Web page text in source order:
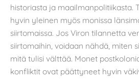
historiasta ja maailmanpolitiikasta.
hyvin yleinen myös monissa
siirtomaissa. Jos Viron tilannetta
siirtomaihin, voidaan nähdä, miten
mitä tulisi välttää. Monet
konfliktit ovat päättyneet hyvin